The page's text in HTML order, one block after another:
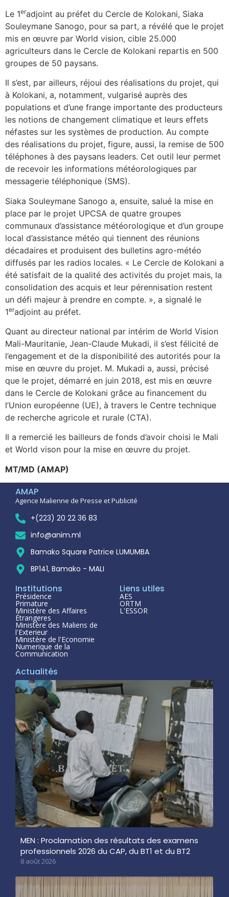
Le 1eradjoint au préfet du Cercle de Kolokani, Siaka
Souleymane Sanogo, pour sa part, a révélé que le projet
mis en œuvre par World vision, cible 25.000
agriculteurs dans le Cercle de Kolokani repartis en 500
groupes de 50 paysans.
Il s’est, par ailleurs, réjoui des réalisations du projet, qui
à Kolokani, a, notamment, vulgarisé auprès des
populations et d’une frange importante des producteurs
les notions de changement climatique et leurs effets
néfastes sur les systèmes de production. Au compte
des réalisations du projet, figure, aussi, la remise de 500
téléphones à des paysans leaders. Cet outil leur permet
de recevoir les informations météorologiques par
messagerie téléphonique (SMS).
Siaka Souleymane Sanogo a, ensuite, salué la mise en
place par le projet UPCSA de quatre groupes
communaux d’assistance météorologique et d’un groupe
local d’assistance météo qui tiennent des réunions
décadaires et produisent des bulletins agro-météo
diffusés par les radios locales. « Le Cercle de Kolokani a
été satisfait de la qualité des activités du projet mais, la
consolidation des acquis et leur pérennisation restent
un défi majeur à prendre en compte. », a signalé le
1eradjoint au préfet.
Quant au directeur national par intérim de World Vision
Mali-Mauritanie, Jean-Claude Mukadi, il s’est félicité de
l’engagement et de la disponibilité des autorités pour la
mise en œuvre du projet. M. Mukadi a, aussi, précisé
que le projet, démarré en juin 2018, est mis en œuvre
dans le Cercle de Kolokani grâce au financement du
l’Union européenne (UE), à travers le Centre technique
de recherche agricole et rurale (CTA).
Il a remercié les bailleurs de fonds d’avoir choisi le Mali
et World vison pour la mise en œuvre du projet.
MT/MD (AMAP)
AMAP
Agence Malienne de Presse et Publicité
+(223) 20 22 36 83
info@anim.ml
Bamako Square Patrice LUMUMBA
BP141, Bamako - MALI
Institutions
Présidence
Primature
Ministère des Affaires
Étrangeres
Ministère des Maliens de
l'Exterieur
Ministère de l'Economie
Numerique de la
Communication
Liens utiles
AES
ORTM
L'ESSOR
Actualités
MEN : Proclamation des résultats des examens
professionnels 2026 du CAP, du BT1 et du BT2
8 août 2026